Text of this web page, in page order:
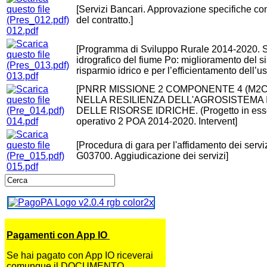
012.pdf
[Servizi Bancari. Approvazione specifiche
del contratto.]
013.pdf
[Programma di Sviluppo Rurale 2014-2020.
idrografico del fiume Po: miglioramento del
risparmio idrico e per l’efficientamento
014.pdf
[PNRR MISSIONE 2 COMPONENTE 4
NELLA RESILIENZA
DELLE RISORSE IDRICHE. (Progetto in
operativo 2 POA 2014-2020. Intervent]
015.pdf
[Procedura di gara per l'affidamento dei
G03700. Aggiudicazione dei servizi]
Pagamenti con App IO
Se hai pagato con App IO riceverai